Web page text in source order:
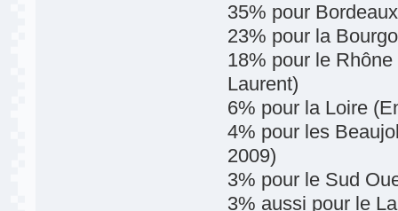
35% pour
23% pour la
18% pour le
Laurent)
6% pour la Loire
4% pour les
2009)
3% pour le Sud
3% aussi pour le